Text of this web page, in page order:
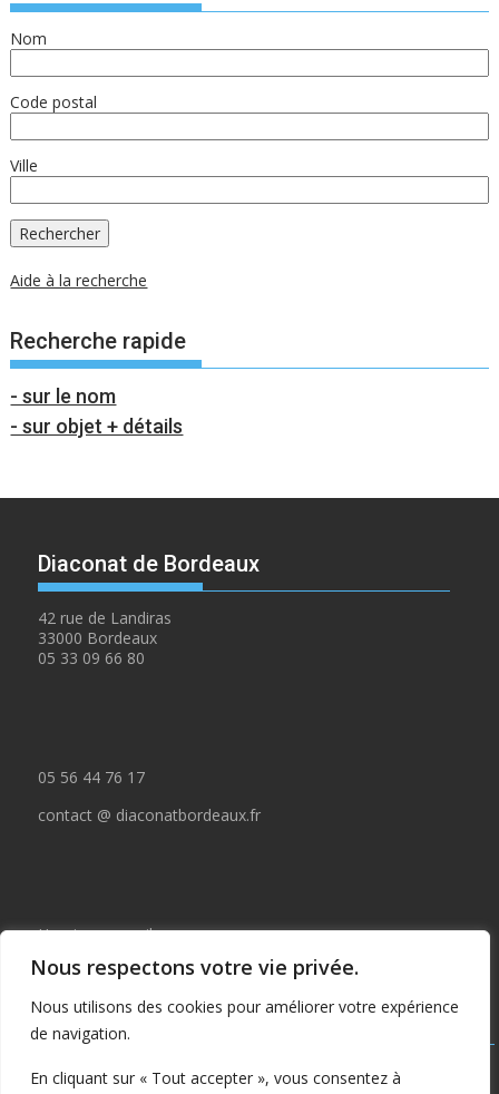
Nous respectons votre vie privée.
Nous utilisons des cookies pour améliorer votre expérience
de navigation.
En cliquant sur « Tout accepter », vous consentez à
Nom
Code postal
Ville
Aide à la recherche
Recherche rapide
- sur le nom
- sur objet + détails
Diaconat de Bordeaux
42 rue de Landiras
33000 Bordeaux
05 33 09 66 80
05 56 44 76 17
contact @ diaconatbordeaux.fr
Horaires accueil :
du lundi au jeudi de 09:00 à 12:30
et de 14:00 à 17:00
Tous droits réservés © depuis 2015 : Il est interdit de copier ou